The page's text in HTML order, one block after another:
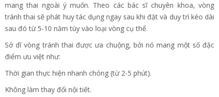
mang thai ngoài ý muốn. Theo các bác sĩ chuyên khoa, vòng
tránh thai sẽ phát huy tác dụng ngay sau khi đặt và duy trì kéo dài
sau đó từ 5-10 năm tùy vào loại vòng cụ thể.
Sở dĩ vòng tránh thai được ưa chuộng, bởi nó mang một số đặc
điểm ưu việt như:
Thời gian thực hiện nhanh chóng (từ 2-5 phút).
Không làm thay đổi nội tiết.